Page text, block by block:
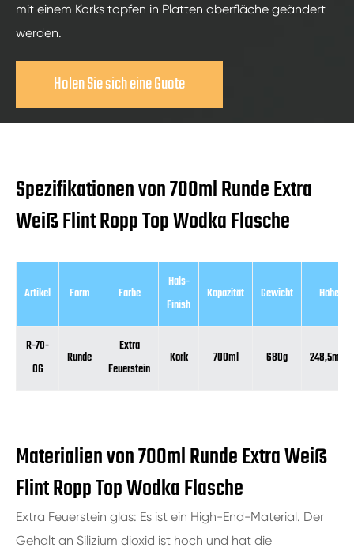
mit einem Korks topfen in Platten oberfläche geändert
werden.
Holen Sie sich eine Guote
Spezifikationen von 700ml Runde Extra
Weiß Flint Ropp Top Wodka Flasche
Artikel Form Farbe
Hals-
Finish
Kapazität Gewicht Höhe
R-70-
06
Runde
Extra
Feuerstein
Kork 700ml 680g 248,5mm
Materialien von 700ml Runde Extra Weiß
Flint Ropp Top Wodka Flasche
Extra Feuerstein glas: Es ist ein High-End-Material. Der
Gehalt an Silizium dioxid ist hoch und hat die